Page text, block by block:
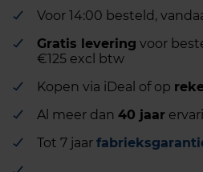
Voor 14:00 besteld,
Gratis levering voor
€125 excl btw
Kopen via iDeal of op
Al meer dan 40 jaar
Tot 7 jaar